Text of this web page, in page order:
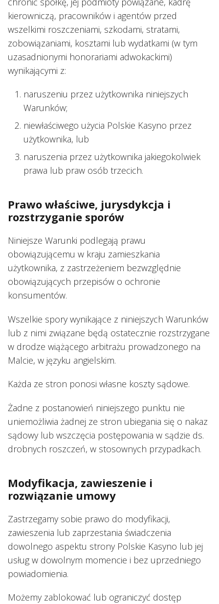
kierowniczą, pracowników i agentów przed
wszelkimi roszczeniami, szkodami, stratami,
zobowiązaniami, kosztami lub wydatkami (w tym
uzasadnionymi honorariami adwokackimi)
wynikającymi z:
naruszeniu przez użytkownika niniejszych
Warunków;
niewłaściwego użycia Polskie Kasyno przez
użytkownika, lub
naruszenia przez użytkownika jakiegokolwiek
prawa lub praw osób trzecich.
Prawo właściwe, jurysdykcja i
rozstrzyganie sporów
Niniejsze Warunki podlegają prawu
obowiązującemu w kraju zamieszkania
użytkownika, z zastrzeżeniem bezwzględnie
obowiązujących przepisów o ochronie
konsumentów.
Wszelkie spory wynikające z niniejszych Warunków
lub z nimi związane będą ostatecznie rozstrzygane
w drodze wiążącego arbitrażu prowadzonego na
Malcie, w języku angielskim.
Każda ze stron ponosi własne koszty sądowe.
Żadne z postanowień niniejszego punktu nie
uniemożliwia żadnej ze stron ubiegania się o nakaz
sądowy lub wszczęcia postępowania w sądzie ds.
drobnych roszczeń, w stosownych przypadkach.
Modyfikacja, zawieszenie i
rozwiązanie umowy
Zastrzegamy sobie prawo do modyfikacji,
zawieszenia lub zaprzestania świadczenia
dowolnego aspektu strony Polskie Kasyno lub jej
usług w dowolnym momencie i bez uprzedniego
powiadomienia.
Możemy zablokować lub ograniczyć dostęp